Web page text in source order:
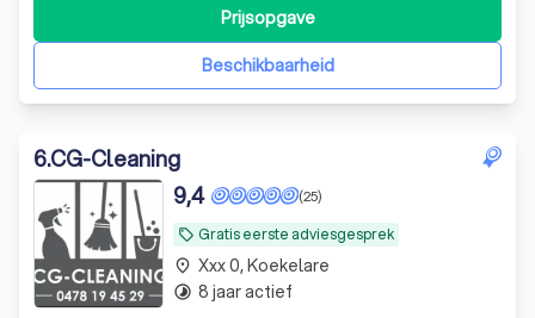
Beschikbaarheid
Prijsopgave
6.CG-Cleaning
local_offer Gratis eerste adviesgesprek
(25)
9,4
place Xxx 0, Koekelare
timelapse 8 jaar actief